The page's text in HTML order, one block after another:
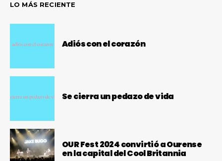
LO MÁS RECIENTE
Adiós con el corazón
Se cierra un pedazo de vida
OUR Fest 2024 convirtió a Ourense
en la capital del Cool Britannia